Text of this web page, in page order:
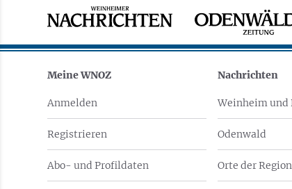
Meine WNOZ
Anmelden
Registrieren
Abo- und Profildaten
Nachrichten
Weinheim und
Odenwald
Orte der Region